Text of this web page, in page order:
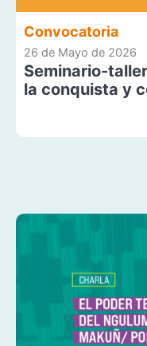
Convocatoria
26 de Mayo de 2026
Seminario-
la conquista y